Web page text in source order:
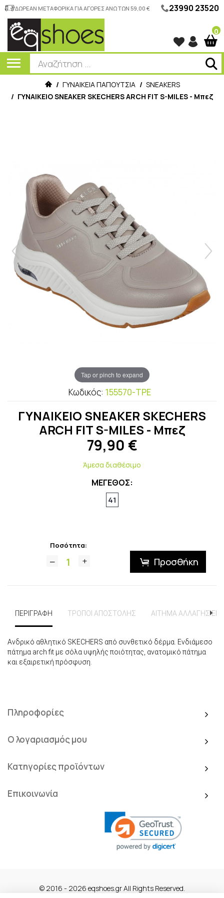
ΔΩΡΕΑΝ ΜΕΤΑΦΟΡΙΚΑ ΓΙΑ ΑΓΟΡΕΣ ΑΝΩ ΤΩΝ 59,00 € 23990 23520
0
/ ΓΥΝΑΙΚΕΙΑ ΠΑΠΟΥΤΣΙΑ / SNEAKERS
/ ΓΥΝΑΙΚΕΙΟ SNEAKER SKECHERS ARCH FIT S-MILES - Μπεζ
Tap or pinch to expand
Κωδικός: 155570-TPE
ΓΥΝΑΙΚΕΙΟ SNEAKER SKECHERS
ARCH FIT S-MILES - Μπεζ
79,90 €
Άμεσα διαθέσιμο
ΜΕΓΕΘΟΣ:
41
Ποσότητα:
Προσθήκη
ΠΕΡΙΓΡΑΦΗ ΤΡΟΠΟΙ ΑΠΟΣΤΟΛΗΣ ΑΙΤΗΜΑ ΑΛΛΑΓΗΣ
Ανδρικό αθλητικό SKECHERS από συνθετικό δέρμα. Ενδιάμεσο
πάτημα arch fit με σόλα υψηλής ποιότητας, ανατομικό πάτημα
και εξαιρετική πρόσφυση.
Πληροφορίες
Ο λογαριασμός μου
Κατηγορίες προϊόντων
Επικοινωνία
© 2016 - 2026 eqshoes.gr All Rights Reserved.